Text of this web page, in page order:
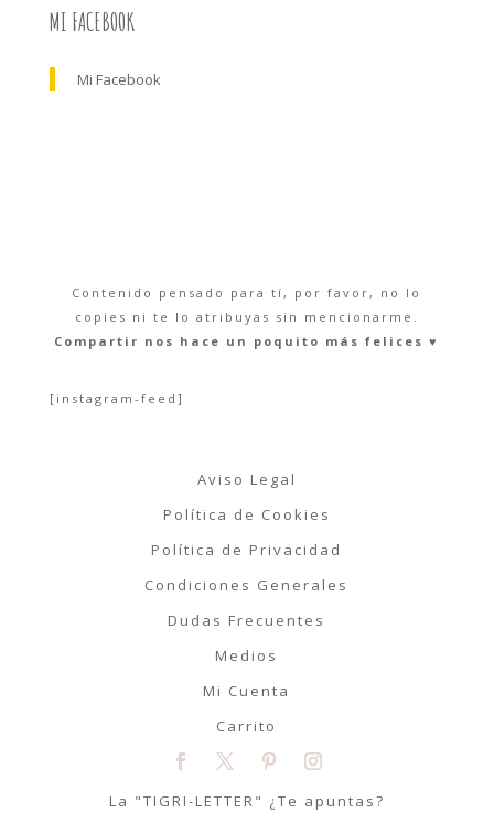
MI FACEBOOK
Mi Facebook
Contenido pensado para tí, por favor, no lo
copies ni te lo atribuyas sin mencionarme.
Compartir nos hace un poquito más felices ♥︎
[instagram-feed]
Aviso Legal
Política de Cookies
Política de Privacidad
Condiciones Generales
Dudas Frecuentes
Medios
Mi Cuenta
Carrito
La "TIGRI-LETTER" ¿Te apuntas?